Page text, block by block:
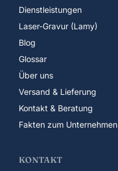
Dienstleistungen
Laser-Gravur (Lamy)
Blog
Glossar
Über uns
Versand & Lieferung
Kontakt & Beratung
Fakten zum Unternehmen
KONTAKT